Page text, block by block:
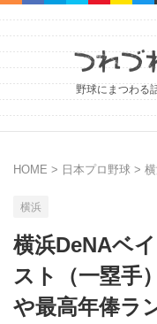
野球にまつわる
HOME > 日本プロ野球 >
横浜
横浜DeNAベ
スト（一塁手
や最高年俸ラ